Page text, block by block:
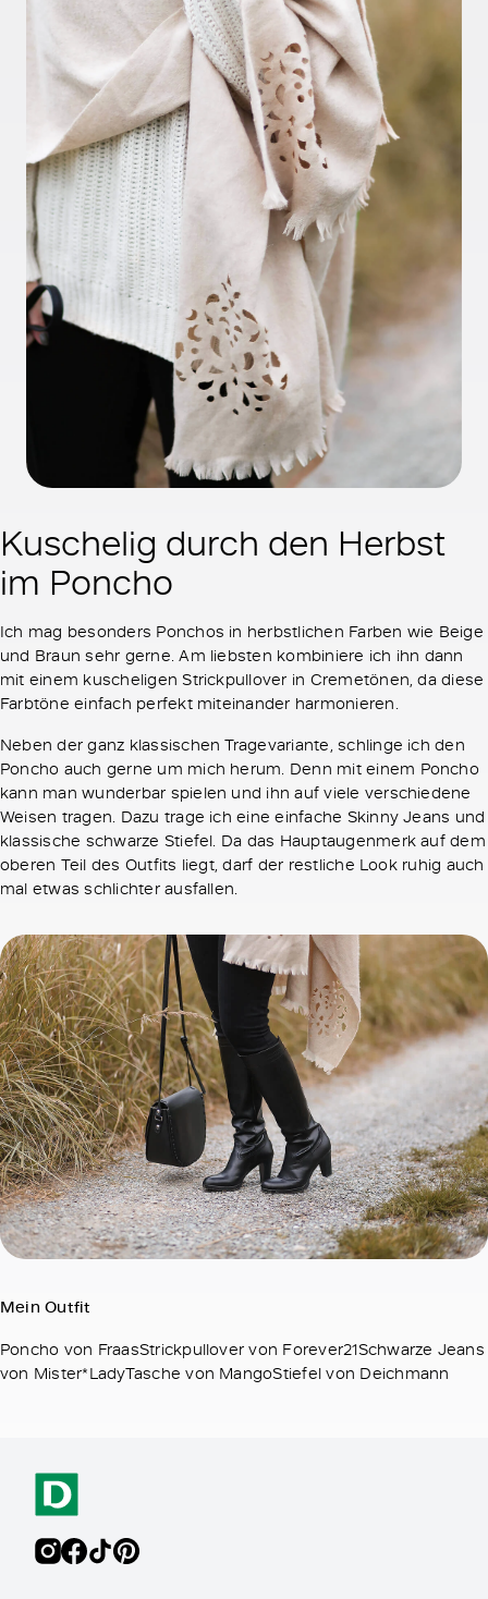
Kuschelig durch den Herbst
im Poncho
Ich mag besonders Ponchos in herbstlichen Farben wie Beige
und Braun sehr gerne. Am liebsten kombiniere ich ihn dann
mit einem kuscheligen Strickpullover in Cremetönen, da diese
Farbtöne einfach perfekt miteinander harmonieren.
Neben der ganz klassischen Tragevariante, schlinge ich den
Poncho auch gerne um mich herum. Denn mit einem Poncho
kann man wunderbar spielen und ihn auf viele verschiedene
Weisen tragen. Dazu trage ich eine einfache Skinny Jeans und
klassische schwarze Stiefel. Da das Hauptaugenmerk auf dem
oberen Teil des Outfits liegt, darf der restliche Look ruhig auch
mal etwas schlichter ausfallen.
Mein Outfit
Poncho von FraasStrickpullover von Forever21Schwarze Jeans
von Mister*LadyTasche von MangoStiefel von Deichmann